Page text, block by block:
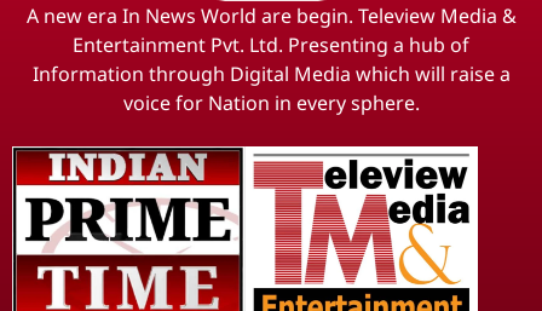
A new era In News World are begin. Teleview Media &
Entertainment Pvt. Ltd. Presenting a hub of
Information through Digital Media which will raise a
voice for Nation in every sphere.